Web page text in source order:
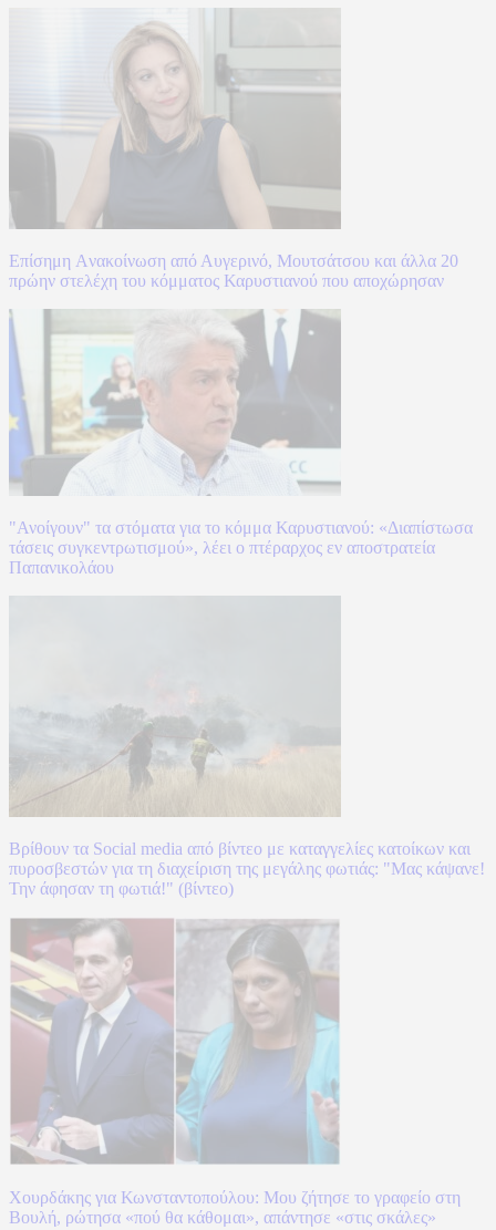
Επίσημη Aνακοίνωση από Αυγερινό, Μουτσάτσου και άλλα 20
πρώην στελέχη του κόμματος Καρυστιανού που αποχώρησαν
"Ανοίγουν" τα στόματα για το κόμμα Καρυστιανού: «Διαπίστωσα
τάσεις συγκεντρωτισμού», λέει ο πτέραρχος εν αποστρατεία
Παπανικολάου
Βρίθουν τα Social media από βίντεο με καταγγελίες κατοίκων και
πυροσβεστών για τη διαχείριση της μεγάλης φωτιάς: "Μας κάψανε!
Την άφησαν τη φωτιά!" (βίντεο)
Χουρδάκης για Κωνσταντοπούλου: Μου ζήτησε το γραφείο στη
Βουλή, ρώτησα «πού θα κάθομαι», απάντησε «στις σκάλες»